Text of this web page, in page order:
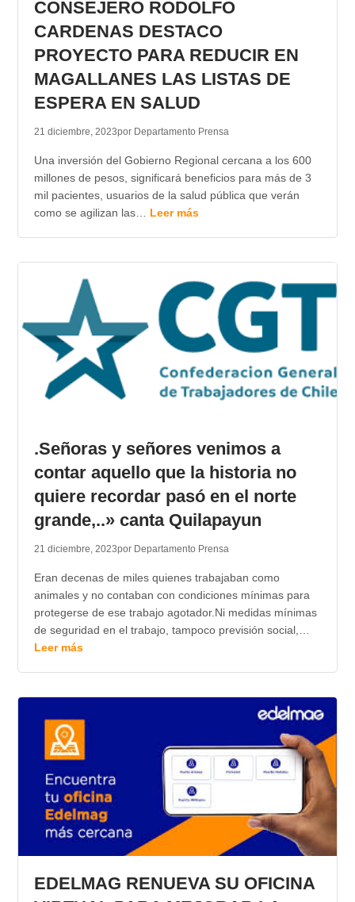
CONSEJERO RODOLFO
CARDENAS DESTACO
PROYECTO PARA REDUCIR EN
MAGALLANES LAS LISTAS DE
ESPERA EN SALUD
21 diciembre, 2023por Departamento Prensa
Una inversión del Gobierno Regional cercana a los 600
millones de pesos, significará beneficios para más de 3
mil pacientes, usuarios de la salud pública que verán
como se agilizan las… Leer más
.Señoras y señores venimos a
contar aquello que la historia no
quiere recordar pasó en el norte
grande,..» canta Quilapayun
21 diciembre, 2023por Departamento Prensa
Eran decenas de miles quienes trabajaban como
animales y no contaban con condiciones mínimas para
protegerse de ese trabajo agotador.Ni medidas mínimas
de seguridad en el trabajo, tampoco previsión social,…
Leer más
EDELMAG RENUEVA SU OFICINA